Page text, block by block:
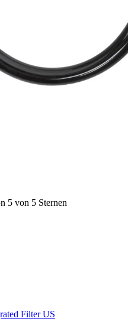
5 von 5 Sternen
Filter US